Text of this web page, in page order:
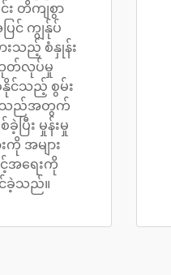
တိကျစွာ
င် ကျွန်ုပ်
သည့် စံနှုန်း
ထုတ်လုပ်မှု
င်သည့် စွမ်း
သည်အတွက်
ပြီး မှုန်းမှု
ကို အများ
အရေးကို
ခဲ့သည်။